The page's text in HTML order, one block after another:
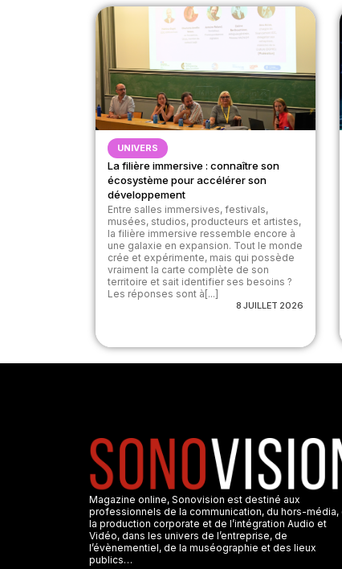
UNIVERS
La filière immersive : connaître son
écosystème pour accélérer son
développement
Entre salles immersives, festivals,
musées, studios, producteurs et artistes,
la filière immersive ressemble encore à
une galaxie en expansion. Tout le monde
crée et expérimente, mais qui possède
vraiment la carte complète de son
territoire et sait identifier ses besoins ?
Les réponses sont à[...]
8 JUILLET 2026
Magazine online, Sonovision est destiné aux
professionnels de la communication, du hors-média,
la production corporate et de l’intégration Audio et
Vidéo, dans les univers de l’entreprise, de
l’évènementiel, de la muséographie et des lieux
publics…